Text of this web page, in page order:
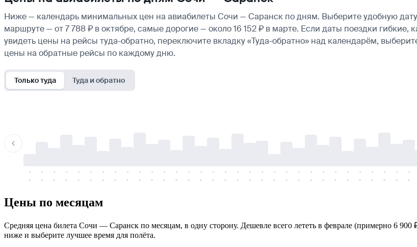
Ниже — календарь минимальных цен на авиабилеты Сочи — Саранск по дням. Выберите удобную
маршруте — от 7 788 ₽ в октябре, самые дорогие — около 16 152 ₽ в марте. Если даты поездки
увидеть цены на рейсы туда-обратно, переключите вкладку «Туда-обратно» над календарём,
цены на обратные рейсы по каждому дню.
Только туда Туда и обратно
-
-
-
-
-
-
-
-
-
-
-
-
-
-
-
-
-
-
-
-
-
-
-
-
-
-
-
-
-
-
-
-
-
-
-
-
-
-
-
-
-
-
-
-
-
-
-
-
-
-
-
-
-
-
-
-
-
-
-
-
-
-
-
-
Цены по месяцам
Средняя цена билета Сочи — Саранск по месяцам, в одну сторону. Дешевле всего лететь в феврале (примерно 6
ниже и выберите лучшее время для полёта.